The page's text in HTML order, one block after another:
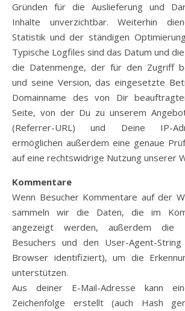
Gründen für die Auslieferung und
Inhalte unverzichtbar. Weiterhin
Statistik und der ständigen
Typische Logfiles sind das Datum und
die Datenmenge, der für den Zugriff
und seine Version, das eingesetzte
Domainname des von Dir
Seite, von der Du zu unserem
(Referrer-URL) und Deine IP-
ermöglichen außerdem eine genaue
auf eine rechtswidrige Nutzung unserer
Kommentare
Wenn Besucher Kommentare auf der
sammeln wir die Daten, die im
angezeigt werden, außerdem die
Besuchers und den User-Agent-
Browser identifiziert), um die
unterstützen.
Aus deiner E-Mail-Adresse kann
Zeichenfolge erstellt (auch Hash